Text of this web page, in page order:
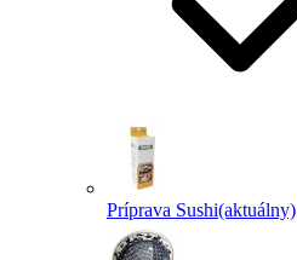
Príprava Sushi(aktuálny)